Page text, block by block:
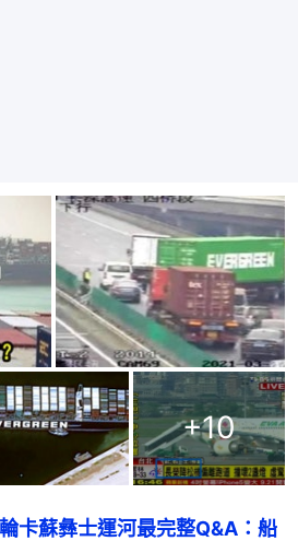
+10
卡蘇彝士運河最完整Q&A：船